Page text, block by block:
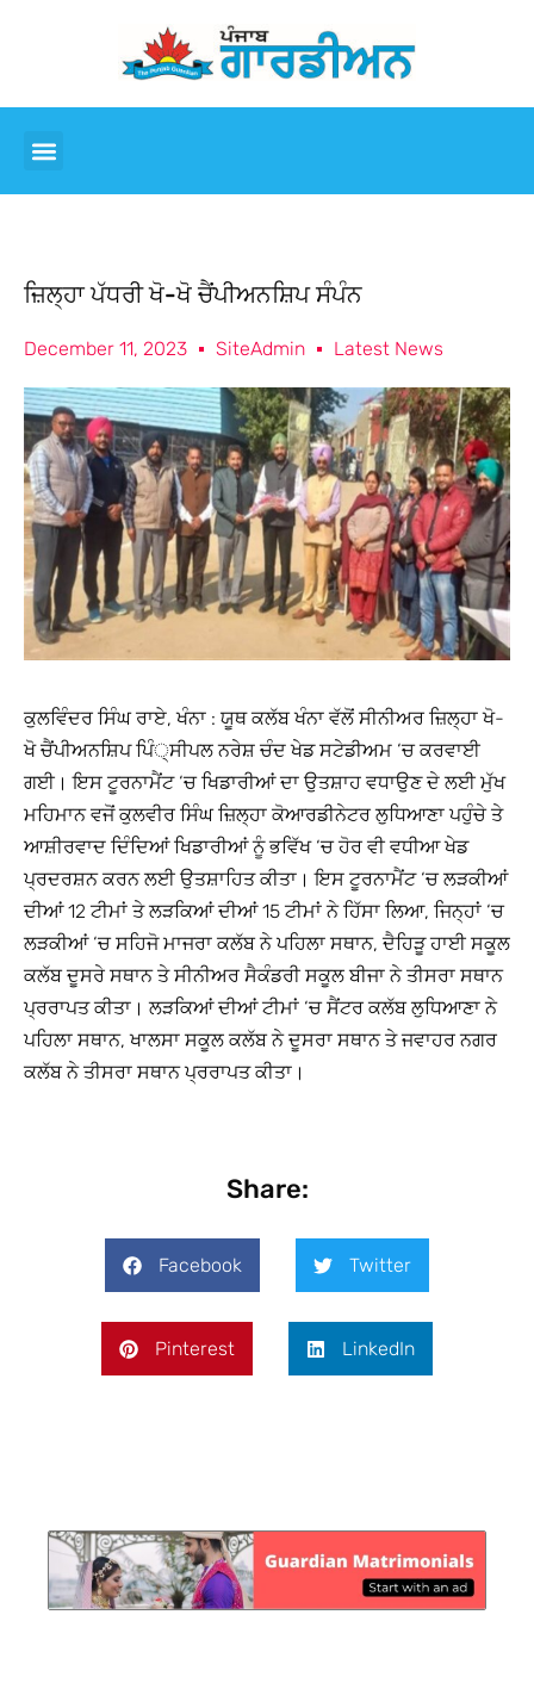
ਜ਼ਿਲ੍ਹਾ ਪੱਧਰੀ ਖੋ-ਖੋ ਚੈਂਪੀਅਨਸ਼ਿਪ ਸੰਪੰਨ
December 11, 2023 SiteAdmin Latest News
ਕੁਲਵਿੰਦਰ ਸਿੰਘ ਰਾਏ, ਖੰਨਾ : ਯੂਥ ਕਲੱਬ ਖੰਨਾ ਵੱਲੋਂ ਸੀਨੀਅਰ ਜ਼ਿਲ੍ਹਾ ਖੋ-
ਖੋ ਚੈਂਪੀਅਨਸ਼ਿਪ ਪਿੰ੍ਸੀਪਲ ਨਰੇਸ਼ ਚੰਦ ਖੇਡ ਸਟੇਡੀਅਮ ‘ਚ ਕਰਵਾਈ
ਗਈ। ਇਸ ਟੂਰਨਾਮੈਂਟ ‘ਚ ਖਿਡਾਰੀਆਂ ਦਾ ਉਤਸ਼ਾਹ ਵਧਾਉਣ ਦੇ ਲਈ ਮੁੱਖ
ਮਹਿਮਾਨ ਵਜੋਂ ਕੁਲਵੀਰ ਸਿੰਘ ਜ਼ਿਲ੍ਹਾ ਕੋਆਰਡੀਨੇਟਰ ਲੁਧਿਆਣਾ ਪਹੁੰਚੇ ਤੇ
ਆਸ਼ੀਰਵਾਦ ਦਿੰਦਿਆਂ ਖਿਡਾਰੀਆਂ ਨੂੰ ਭਵਿੱਖ ‘ਚ ਹੋਰ ਵੀ ਵਧੀਆ ਖੇਡ
ਪ੍ਰਦਰਸ਼ਨ ਕਰਨ ਲਈ ਉਤਸ਼ਾਹਿਤ ਕੀਤਾ। ਇਸ ਟੂਰਨਾਮੈਂਟ ‘ਚ ਲੜਕੀਆਂ
ਦੀਆਂ 12 ਟੀਮਾਂ ਤੇ ਲੜਕਿਆਂ ਦੀਆਂ 15 ਟੀਮਾਂ ਨੇ ਹਿੱਸਾ ਲਿਆ, ਜਿਨ੍ਹਾਂ ‘ਚ
ਲੜਕੀਆਂ ‘ਚ ਸਹਿਜੋ ਮਾਜਰਾ ਕਲੱਬ ਨੇ ਪਹਿਲਾ ਸਥਾਨ, ਦੈਹਿੜੂ ਹਾਈ ਸਕੂਲ
ਕਲੱਬ ਦੂਸਰੇ ਸਥਾਨ ਤੇ ਸੀਨੀਅਰ ਸੈਕੰਡਰੀ ਸਕੂਲ ਬੀਜਾ ਨੇ ਤੀਸਰਾ ਸਥਾਨ
ਪ੍ਰਰਾਪਤ ਕੀਤਾ। ਲੜਕਿਆਂ ਦੀਆਂ ਟੀਮਾਂ ‘ਚ ਸੈਂਟਰ ਕਲੱਬ ਲੁਧਿਆਣਾ ਨੇ
ਪਹਿਲਾ ਸਥਾਨ, ਖਾਲਸਾ ਸਕੂਲ ਕਲੱਬ ਨੇ ਦੂਸਰਾ ਸਥਾਨ ਤੇ ਜਵਾਹਰ ਨਗਰ
ਕਲੱਬ ਨੇ ਤੀਸਰਾ ਸਥਾਨ ਪ੍ਰਰਾਪਤ ਕੀਤਾ।
Share:
Facebook Twitter
Pinterest LinkedIn